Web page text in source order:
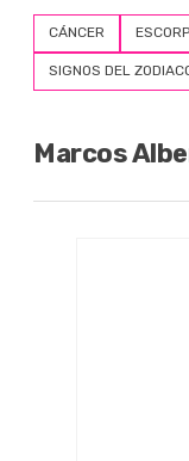
CÁNCER
SIGNOS DEL
Marcos